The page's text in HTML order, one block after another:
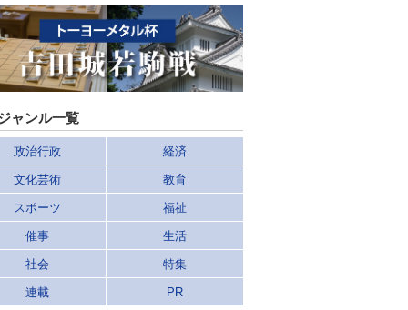
ャンル一覧
政治行政 経済
文化芸術 教育
スポーツ 福祉
催事 生活
社会 特集
連載 PR